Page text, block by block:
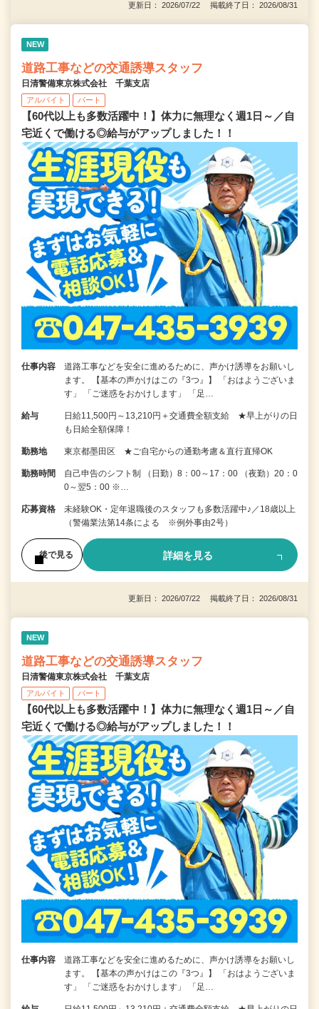
更新日： 2026/07/22 掲載終了日： 2026/08/31
NEW
道路工事などの交通誘導スタッフ
日清警備東京株式会社 千葉支店
アルバイト パート
【60代以上も多数活躍中！】体力に無理なく週1日～／自
宅近くで働ける◎給与がアップしました！！
仕事内容
道路工事などを安全に進めるために、声かけ誘導をお願いし
ます。 【基本の声かけはこの『3つ』】 「おはようございま
す」 「ご迷惑をおかけします」 「足…
給与
日給11,500円～13,210円＋交通費全額支給 ★早上がりの日
も日給全額保障！
勤務地 東京都墨田区 ★ご自宅からの通勤考慮＆直行直帰OK
勤務時間
自己申告のシフト制 （日勤）8：00～17：00 （夜勤）20：0
0～翌5：00 ※…
応募資格
未経験OK・定年退職後のスタッフも多数活躍中♪／18歳以上
（警備業法第14条による ※例外事由2号）
後で見る 詳細を見る
更新日： 2026/07/22 掲載終了日： 2026/08/31
NEW
道路工事などの交通誘導スタッフ
日清警備東京株式会社 千葉支店
アルバイト パート
【60代以上も多数活躍中！】体力に無理なく週1日～／自
宅近くで働ける◎給与がアップしました！！
仕事内容
道路工事などを安全に進めるために、声かけ誘導をお願いし
ます。 【基本の声かけはこの『3つ』】 「おはようございま
す」 「ご迷惑をおかけします」 「足…